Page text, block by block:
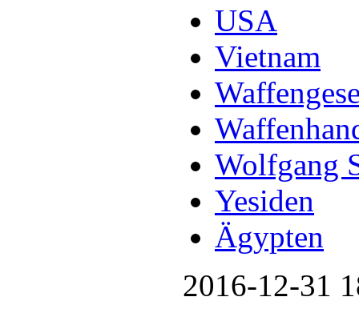
USA
Vietnam
Wolfgang
Yesiden
Ägypten
2016-12-31